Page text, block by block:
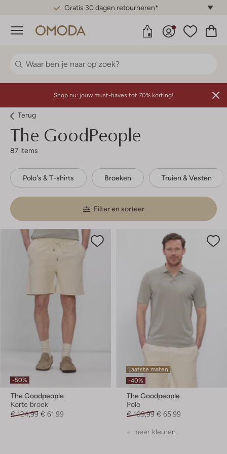
Betaal achteraf met Klarna
Menu
Shop nu: jouw must-haves tot 70% korting!
Terug
The GoodPeople
87 items
Polo's & T-shirts Broeken Truien & Vesten
Filter en sorteer
-50%
The Goodpeople
Korte broek
€ 124,99 € 61,99
Laatste maten
-40%
The Goodpeople
Polo
€ 109,99 € 65,99
+ meer kleuren